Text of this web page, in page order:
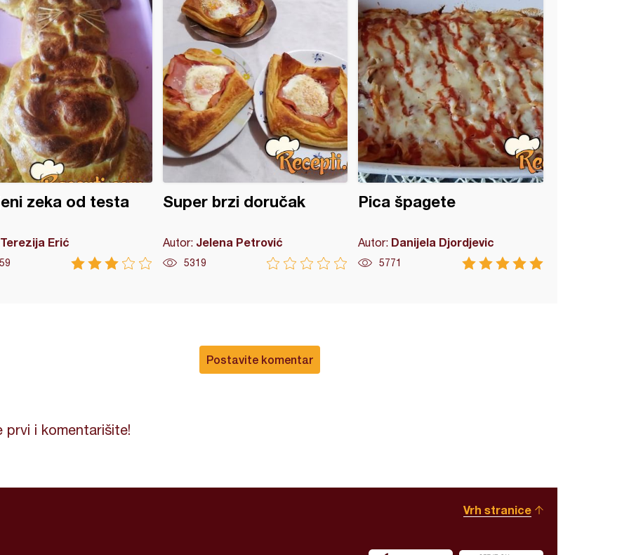
zeka od testa
Terezija Erić
Super brzi doručak
Autor: Jelena Petrović
5319
Pica špagete
Autor: Danijela Djordjevic
5771
Postavite komentar
prvi i komentarišite!
Vrh stranice